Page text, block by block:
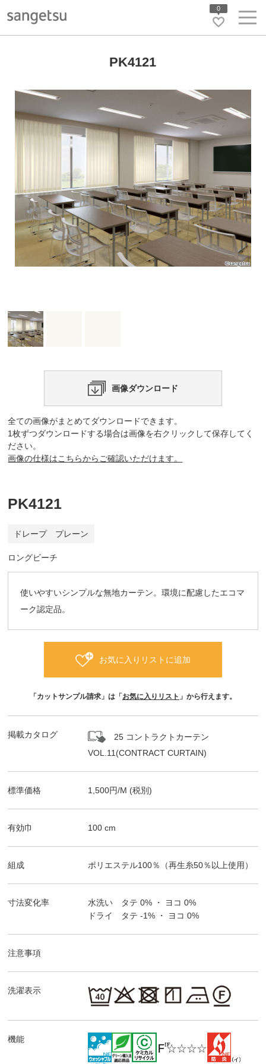
0
PK4121
画像ダウンロード
全ての画像がまとめてダウンロードできます。
1枚ずつダウンロードする場合は画像を右クリックして保存してく
ださい。
画像の仕様はこちらからご確認いただけます。
PK4121
ドレープ プレーン
ロングビーチ
使いやすいシンプルな無地カーテン。環境に配慮したエコマ
ーク認定品。
お気に入りリストに追加
「カットサンプル請求」は「 お気に入りリスト 」から行えます。
掲載カタログ
25 コントラクトカーテン
VOL.11(CONTRACT CURTAIN)
標準価格 1,500円/M (税別)
有効巾 100 cm
組成 ポリエステル100％（再生糸50％以上使用）
寸法変化率 水洗い タテ0% ・ ヨコ0%
ドライ タテ-1% ・ ヨコ0%
注意事項
洗濯表示
機能